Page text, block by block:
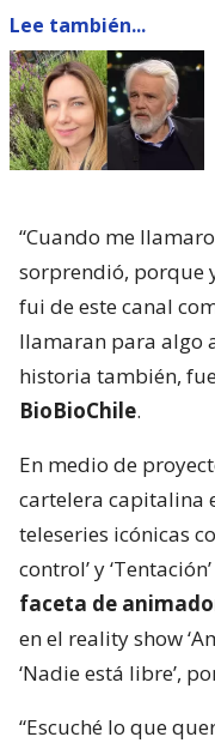
Lee también...
“Cuando me
sorprendió, porque
fui de este canal
llamaran para algo
historia también,
BioBioChile.
En medio de
cartelera capitalina
teleseries icónicas
control’ y ‘Tentación’
faceta de
en el reality show
‘Nadie está libre’,
“Escuché lo que